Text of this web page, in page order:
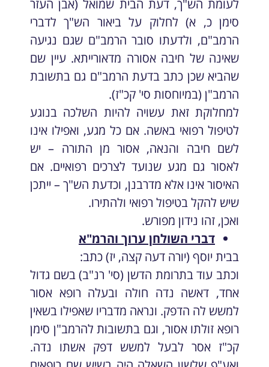
לעומת הש"ך, דעת הבית שמואל (אבן העזר
סימן כ, א) לחלוק על ביאור הש"ך לדברי
הרמב"ם, ולדעתו סובר הרמב"ם שגם נגיעה
שאינה של חיבה אסורה מדאורייתא. עיין שם
שהביא שכן כתב בדעת הרמב"ם גם בתשובת
הרמב"ן (במיוחסות סי' קכ"ז).
למחלוקת זאת עשויה להיות השלכה בנוגע
לטיפול רפואי באשה. אם כל מגע, ואפילו אינו
לשם חיבה והנאה, אסור מן התורה – יש
לאסור גם מגע שנועד לצרכים רפואיים. אם
האיסור אינו אלא מדרבנן, וכדעת הש"ך – ייתכן
שיש להקל בטיפול רפואי ולהתירו.
ואכן, זהו נידון מפורש.
דברי השולחן ערוך והרמ"א
בבית יוסף (יורה דעה קצה, יז) כתב:
וכתב עוד בתרומת הדשן (סי' רנ"ב) בשם גדול
אחד, דאשה נדה חולה ובעלה רופא אסור
למשש לה הדפק. ונראה מדבריו שאפילו בשאין
רופא זולתו אסור, וגם בתשובות להרמב"ן סימן
קכ"ז אסר לבעל למשש דפק אשתו נדה.